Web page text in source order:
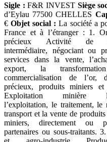
Sigle : F&R INVEST Siège
d’Eylau 77500 CHELLES
€Objet social : La société a
France et à l’étranger : 1.
précieux Activité de
intermédiaire, négociant ou
services dans la vente,
export, la
commercialisation de l’or,
précieux, produits miniers
Exploitation minière
l’exploitation, le traitement, le
transport et la vente de
miniers, directement ou
partenaires ou sous-traitants.